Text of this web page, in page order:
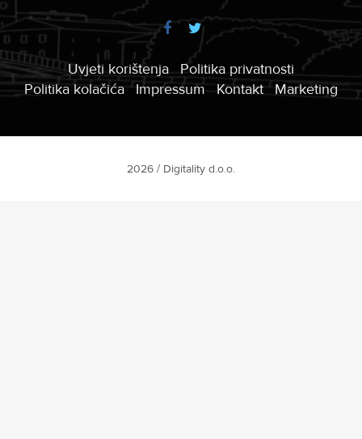
Uvjeti korištenja
Politika privatnosti
Politika kolačića
Impressum Kontakt Marketing
2026 / Digitality d.o.o.